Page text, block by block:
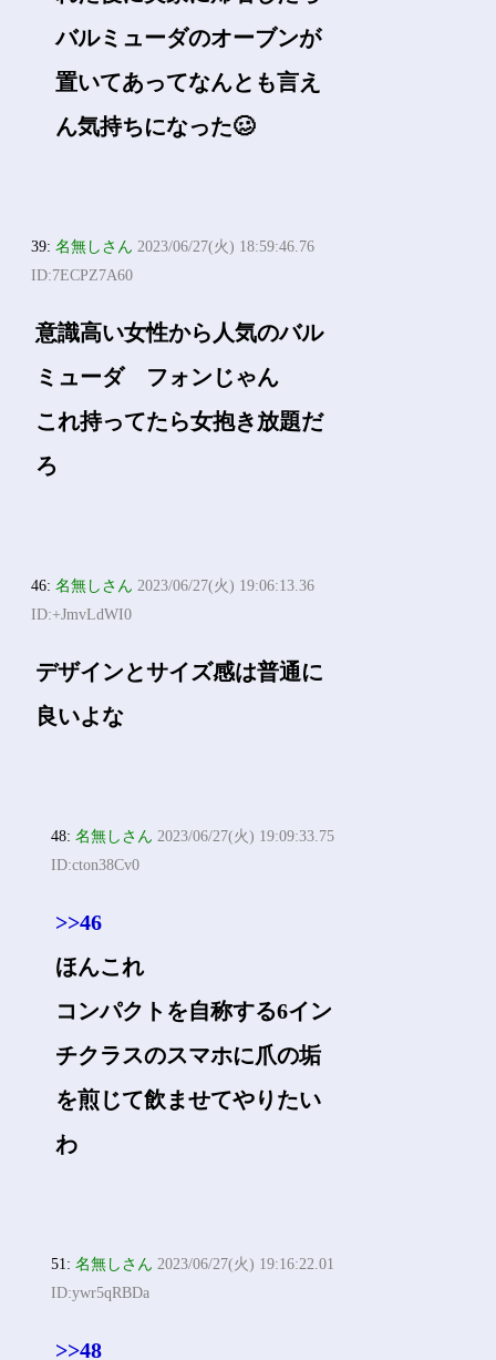
バルミューダのオーブンが
置いてあってなんとも言え
ん気持ちになった🥴
39:名無しさん 2023/06/27(火) 18:59:46.76
ID:7ECPZ7A60
意識高い女性から人気のバル
ミューダ フォンじゃん
これ持ってたら女抱き放題だ
ろ
46:名無しさん 2023/06/27(火) 19:06:13.36
ID:+JmvLdWI0
デザインとサイズ感は普通に
良いよな
48:名無しさん 2023/06/27(火) 19:09:33.75
ID:cton38Cv0
>>46
ほんこれ
コンパクトを自称する6イン
チクラスのスマホに爪の垢
を煎じて飲ませてやりたい
わ
51:名無しさん 2023/06/27(火) 19:16:22.01
ID:ywr5qRBDa
>>48